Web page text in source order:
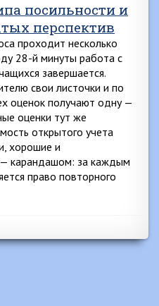
посильности и
перспектив
проходит несколько
28-й минуты работа с
завершается.
свои листочки и по
оценок получают одну —
оценки тут же
открытого учета
хорошие и
карандашом: за каждым
право повторного